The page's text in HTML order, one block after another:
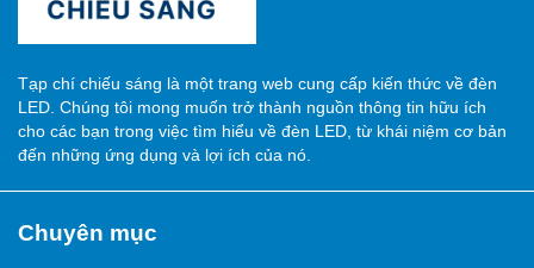
Tạp chí chiếu sáng là một trang web cung cấp kiến thức về đèn
LED. Chúng tôi mong muốn trở thành nguồn thông tin hữu ích
cho các bạn trong việc tìm hiểu về đèn LED, từ khái niệm cơ bản
đến những ứng dụng và lợi ích của nó.
Chuyên mục